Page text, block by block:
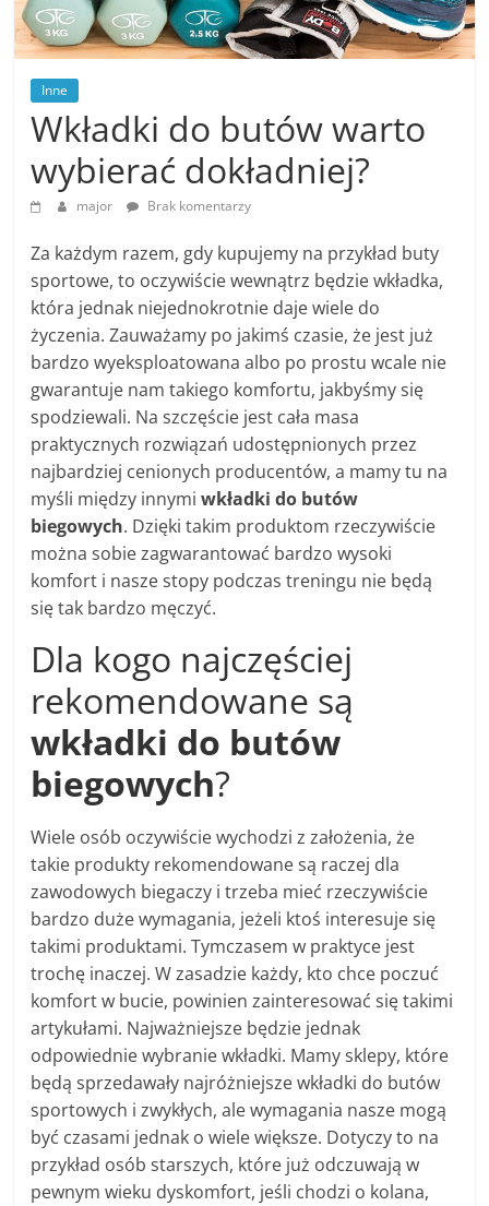
Inne
Wkładki do butów warto
wybierać dokładniej?
major Brak komentarzy
Za każdym razem, gdy kupujemy na przykład buty
sportowe, to oczywiście wewnątrz będzie wkładka,
która jednak niejednokrotnie daje wiele do
życzenia. Zauważamy po jakimś czasie, że jest już
bardzo wyeksploatowana albo po prostu wcale nie
gwarantuje nam takiego komfortu, jakbyśmy się
spodziewali. Na szczęście jest cała masa
praktycznych rozwiązań udostępnionych przez
najbardziej cenionych producentów, a mamy tu na
myśli między innymiwkładki do butów
biegowych. Dzięki takim produktom rzeczywiście
można sobie zagwarantować bardzo wysoki
komfort i nasze stopy podczas treningu nie będą
się tak bardzo męczyć.
Dla kogo najczęściej
rekomendowane są
wkładki do butów
biegowych?
Wiele osób oczywiście wychodzi z założenia, że
takie produkty rekomendowane są raczej dla
zawodowych biegaczy i trzeba mieć rzeczywiście
bardzo duże wymagania, jeżeli ktoś interesuje się
takimi produktami. Tymczasem w praktyce jest
trochę inaczej. W zasadzie każdy, kto chce poczuć
komfort w bucie, powinien zainteresować się takimi
artykułami. Najważniejsze będzie jednak
odpowiednie wybranie wkładki. Mamy sklepy, które
będą sprzedawały najróżniejsze wkładki do butów
sportowych i zwykłych, ale wymagania nasze mogą
być czasami jednak o wiele większe. Dotyczy to na
przykład osób starszych, które już odczuwają w
pewnym wieku dyskomfort, jeśli chodzi o kolana,